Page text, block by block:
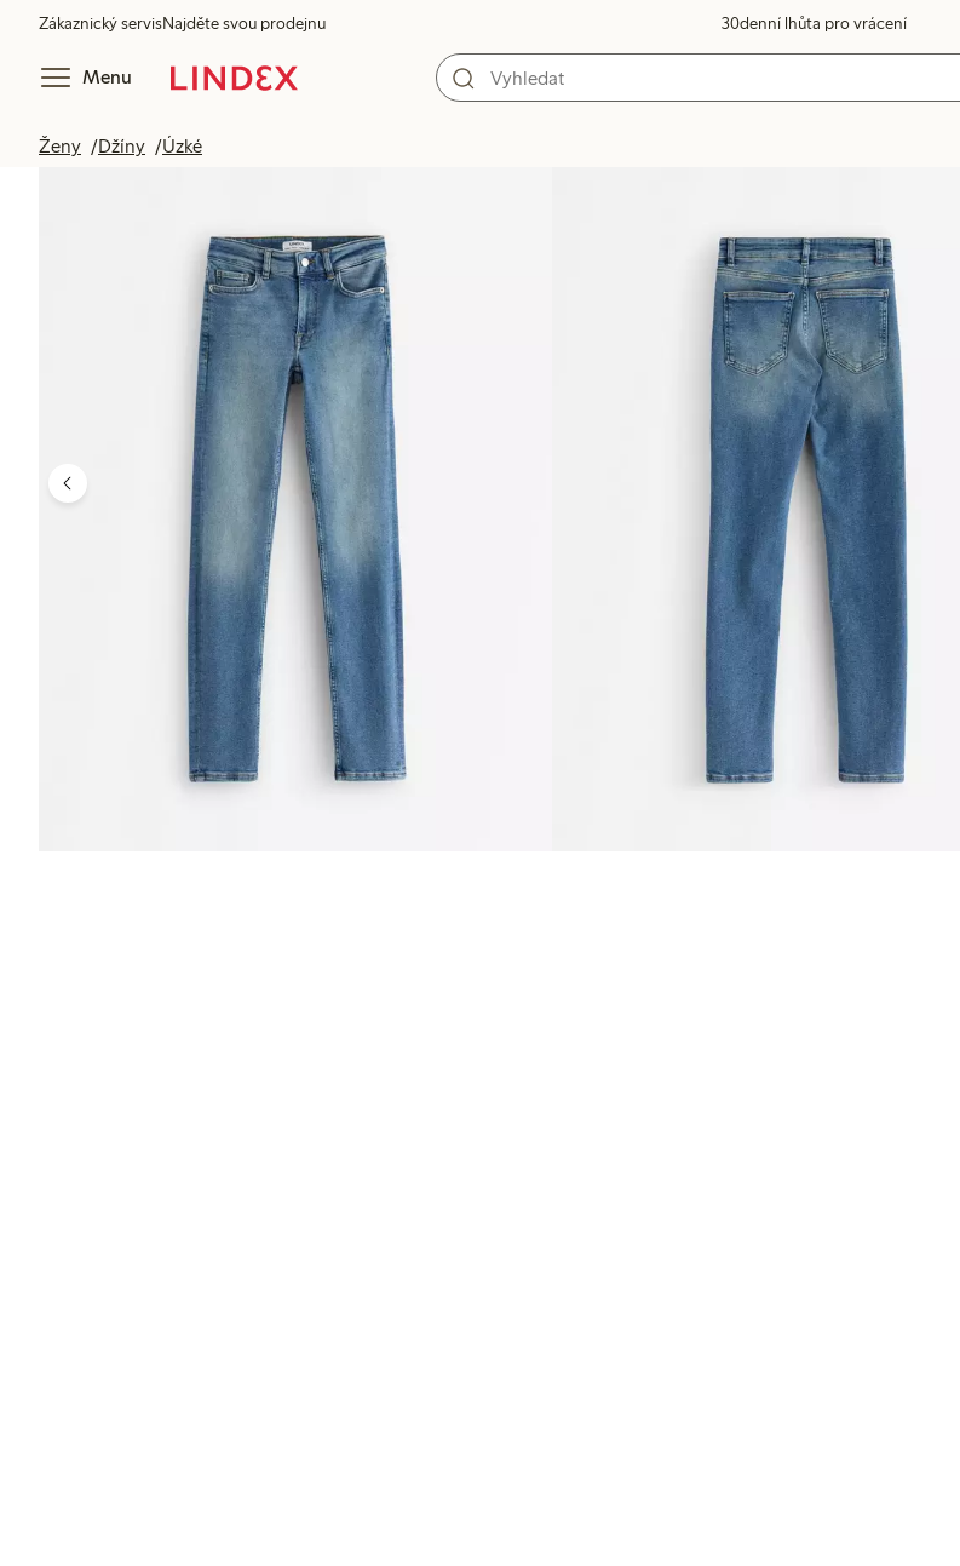
Zákaznický servisNajděte svou prodejnu 30denní lhůta pro vrácení
Menu
Ženy Džíny Úzké